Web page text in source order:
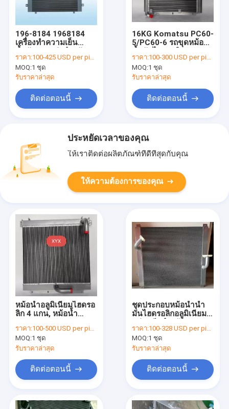
196-8184 1968184
เครื่องทำความเย็น
ขุด CATER E320C
ราคา:100-425 USD per piece
MOQ:1 ชุด
รับราคาล่าสุด
ติดต่อตอนนี้
16KG Komatsu PC60-
5/PC60-6 รถขุดหม้อน้ำ
ราคา:100-300 USD per piece
MOQ:1 ชุด
รับราคาล่าสุด
ติดต่อตอนนี้
ประหยัดเวลาของคุณ
ให้เราติดต่อผลิตภัณฑ์ที่ดีที่สุดกับคุณ
ให้ความต้องการของคุณ
หม้อน้ำอลูมิเนียมไฮดรอ
ลิก 4 แกน, หม้อน้ำ
Street Rod
ราคา:100-500 USD per piece
MOQ:1 ชุด
รับราคาล่าสุด
ติดต่อตอนนี้
ชุดประกอบหม้อน้ำน้ำ
มันไฮดรอลิกอลูมิเนียม
Komatsu PC200-5
ราคา:100-328 USD per piece
MOQ:1 ชุด
รับราคาล่าสุด
ติดต่อตอนนี้